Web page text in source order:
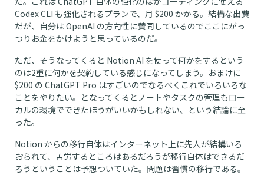
Codex CLI も強化されるプランで、月 $200 かかる。結構な出費
だが、自分は OpenAI の方向性に賛同しているのでここにがっ
つりお金をかけようと思っているのだ。
ただ、そうなってくると Notion AI を使って何かをするという
のは2重に何かを契約している感じになってしまう。おまけに
$200 の ChatGPT Pro はすごいのでなるべくこれでいろいろな
ことをやりたい。となってくるとノートやタスクの管理もロー
カルの環境でできたほうがいいかもしれない、という結論に至
った。
Notion からの移行自体はインターネット上に先人が結構いろ
おられて、苦労するところはあるだろうが移行自体はできるだ
ろうということは予想ついていた。問題は習慣の移行である。